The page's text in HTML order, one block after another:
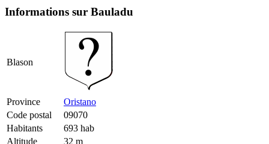
Informations sur Bauladu
Blason
Province
Oristano
Code postal
09070
Habitants
693 hab
Altitude
32 m